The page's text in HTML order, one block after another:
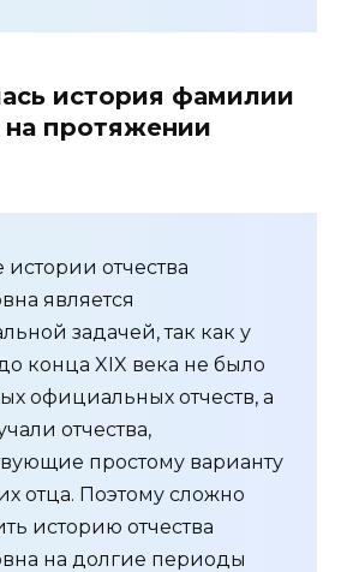
история фамилии
на протяжении
истории отчества
является
задачей, так как у
конца XIX века не было
официальных отчеств, а
отчества,
простому варианту
отца. Поэтому сложно
историю отчества
на долгие периоды